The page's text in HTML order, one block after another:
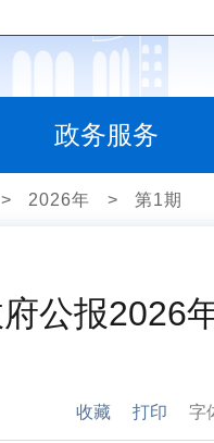
政务服务
> 2026年 > 第1期
公报2026
收藏 打印 字